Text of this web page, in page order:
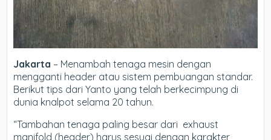
Jakarta – Menambah tenaga mesin dengan
mengganti header atau sistem pembuangan standar.
Berikut tips dari Yanto yang telah berkecimpung di
dunia knalpot selama 20 tahun.
“Tambahan tenaga paling besar dari exhaust
manifold (header) harus sesuai dengan karakter